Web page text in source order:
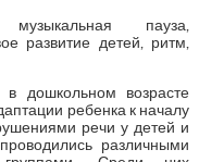
музыкальная пауза,
развитие детей, ритм,
дошкольном возрасте
ребенка к началу
речи у детей и
различными